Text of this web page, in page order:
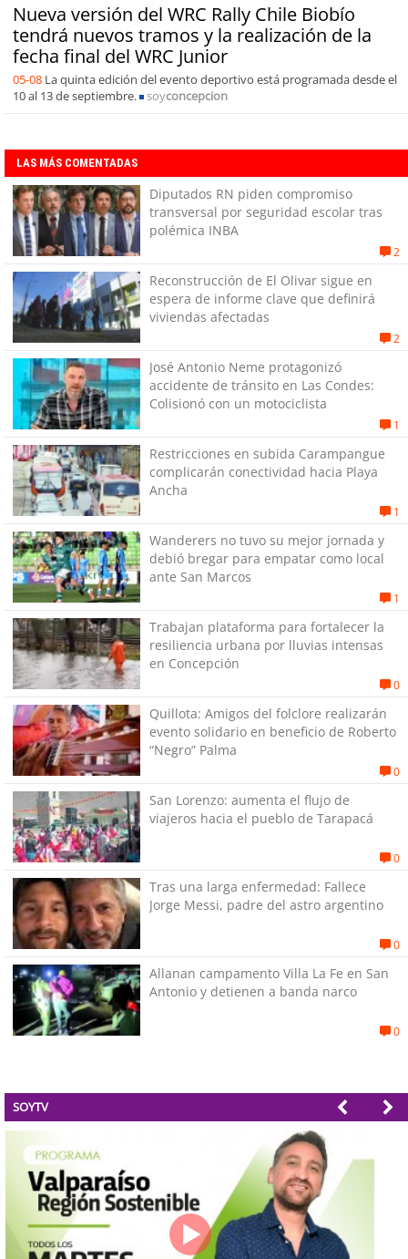
Nueva versión del WRC Rally Chile Biobío
tendrá nuevos tramos y la realización de la
fecha final del WRC Junior
05-08 La quinta edición del evento deportivo está programada desde el
10 al 13 de septiembre.
soyconcepcion
LAS MÁS COMENTADAS
Diputados RN piden compromiso
transversal por seguridad escolar tras
polémica INBA
2
Reconstrucción de El Olivar sigue en
espera de informe clave que definirá
viviendas afectadas
2
José Antonio Neme protagonizó
accidente de tránsito en Las Condes:
Colisionó con un motociclista
1
Restricciones en subida Carampangue
complicarán conectividad hacia Playa
Ancha
1
Wanderers no tuvo su mejor jornada y
debió bregar para empatar como local
ante San Marcos
1
Trabajan plataforma para fortalecer la
resiliencia urbana por lluvias intensas
en Concepción
0
Quillota: Amigos del folclore realizarán
evento solidario en beneficio de Roberto
“Negro” Palma
0
San Lorenzo: aumenta el flujo de
viajeros hacia el pueblo de Tarapacá
0
Tras una larga enfermedad: Fallece
Jorge Messi, padre del astro argentino
0
Allanan campamento Villa La Fe en San
Antonio y detienen a banda narco
0
SOYTV